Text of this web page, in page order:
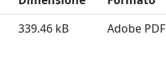
339.46 kB Adobe PDF